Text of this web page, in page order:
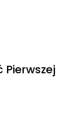
Pierwszej